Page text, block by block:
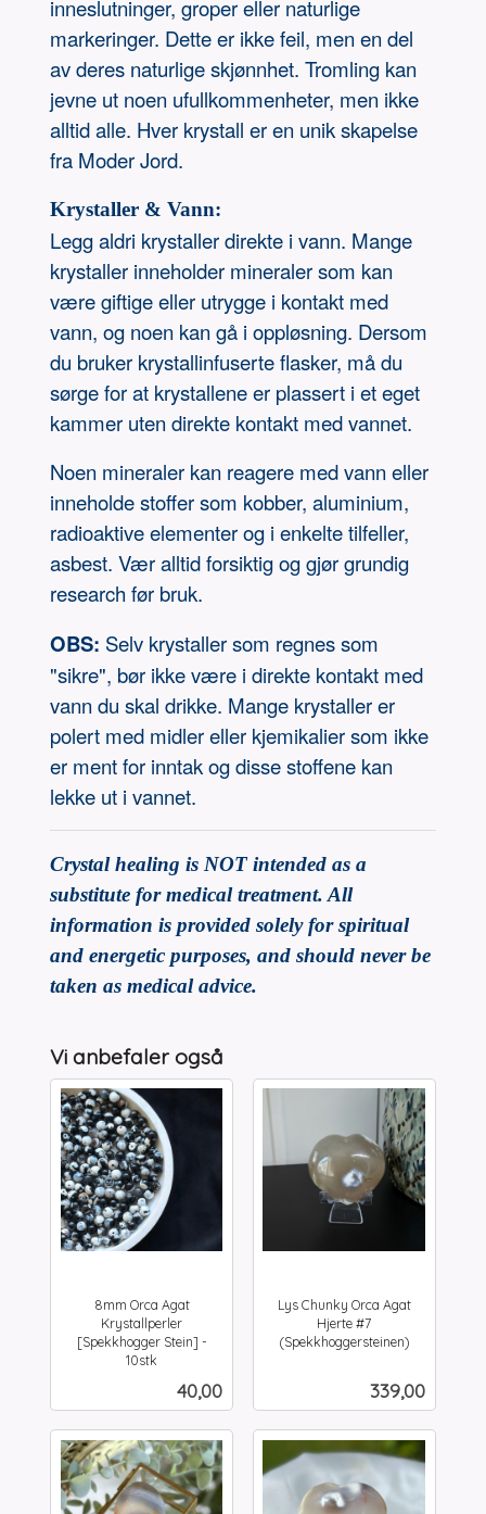
inneslutninger, groper eller naturlige
markeringer. Dette er ikke feil, men en del
av deres naturlige skjønnhet. Tromling kan
jevne ut noen ufullkommenheter, men ikke
alltid alle. Hver krystall er en unik skapelse
fra Moder Jord.
Krystaller & Vann:
Legg aldri krystaller direkte i vann. Mange
krystaller inneholder mineraler som kan
være giftige eller utrygge i kontakt med
vann, og noen kan gå i oppløsning. Dersom
du bruker krystallinfuserte flasker, må du
sørge for at krystallene er plassert i et eget
kammer uten direkte kontakt med vannet.
Noen mineraler kan reagere med vann eller
inneholde stoffer som kobber, aluminium,
radioaktive elementer og i enkelte tilfeller,
asbest. Vær alltid forsiktig og gjør grundig
research før bruk.
OBS: Selv krystaller som regnes som
"sikre", bør ikke være i direkte kontakt med
vann du skal drikke. Mange krystaller er
polert med midler eller kjemikalier som ikke
er ment for inntak og disse stoffene kan
lekke ut i vannet.
Crystal healing is NOT intended as a
substitute for medical treatment. All
information is provided solely for spiritual
and energetic purposes, and should never be
taken as medical advice.
Vi anbefaler også
8mm Orca Agat
Krystallperler
[Spekkhogger Stein] -
10stk
Pris
40,00
Lys Chunky Orca Agat
Hjerte #7
(Spekkhoggersteinen)
Pris
339,00